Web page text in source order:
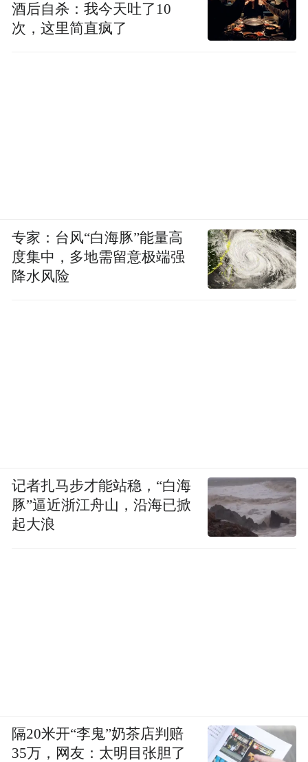
吃的时候脑子飞速运转，仿佛在货比三家，
最后直接买了2200多元的水果，网友锐评：
酒后自杀：我今天吐了10
次，这里简直疯了
专家：台风“白海豚”能量高
度集中，多地需留意极端强
降水风险
记者扎马步才能站稳，“白海
豚”逼近浙江舟山，沿海已掀
起大浪
隔20米开“李鬼”奶茶店判赔
35万，网友：太明目张胆了